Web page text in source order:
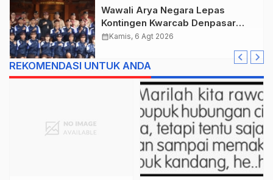
Wawali Arya Negara Lepas
Kontingen Kwarcab Denpasar
Menuju Jambore Nasional XII
calendar_monthKamis, 6 Agt 2026
REKOMENDASI UNTUK ANDA